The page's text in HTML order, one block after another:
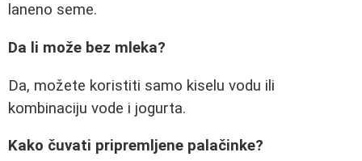
laneno seme.
Da li može bez mleka?
Da, možete koristiti samo kiselu vodu ili
kombinaciju vode i jogurta.
Kako čuvati pripremljene palačinke?